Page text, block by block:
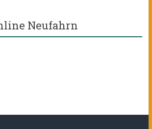
Neufahrn